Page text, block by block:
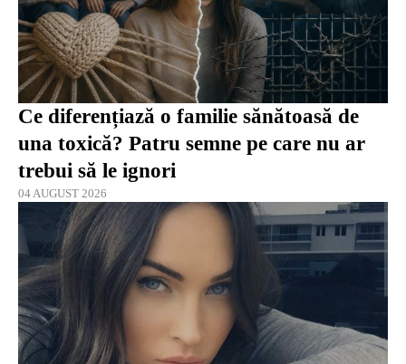
Ce diferențiază o familie sănătoasă de
una toxică? Patru semne pe care nu ar
trebui să le ignori
04 AUGUST 2026